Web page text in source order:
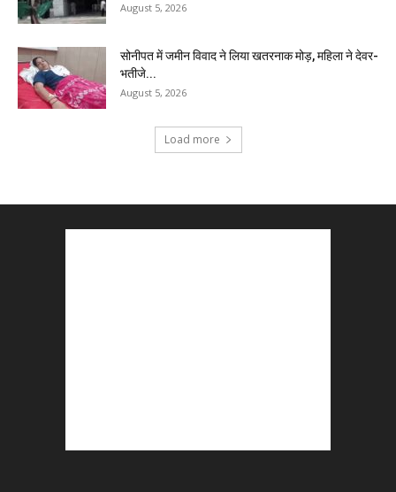
August 5, 2026
सोनीपत में जमीन विवाद ने लिया खतरनाक मोड़, महिला ने देवर-
भतीजे...
August 5, 2026
Load more